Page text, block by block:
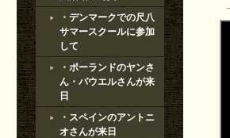
・デンマークでの尺八
サマースクールに参加
して
・ポーランドのヤンさ
ん・パウエルさんが来
日
・スペインのアントニ
オさんが来日